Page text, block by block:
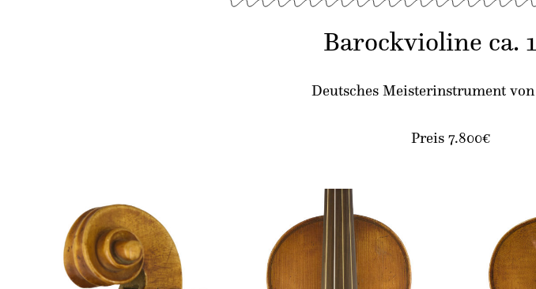
Barockvioline ca.
Deutsches Meisterinstrument von
Preis 7.800€